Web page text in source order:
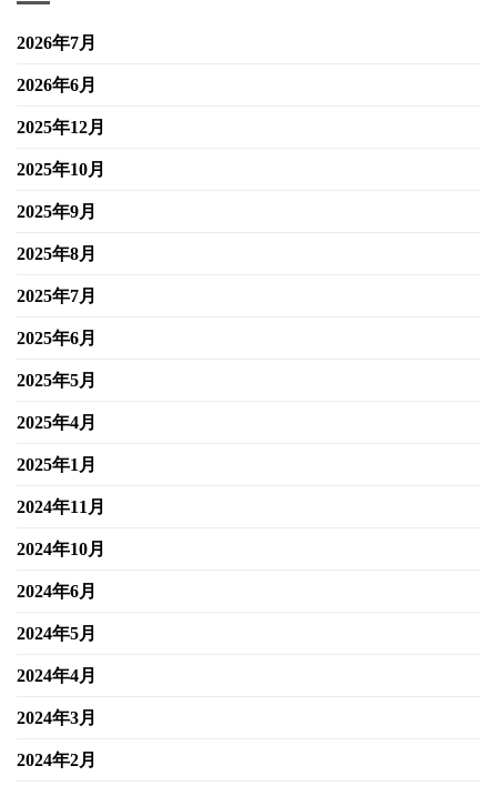
2026年7月
2026年6月
2025年12月
2025年10月
2025年9月
2025年8月
2025年7月
2025年6月
2025年5月
2025年4月
2025年1月
2024年11月
2024年10月
2024年6月
2024年5月
2024年4月
2024年3月
2024年2月